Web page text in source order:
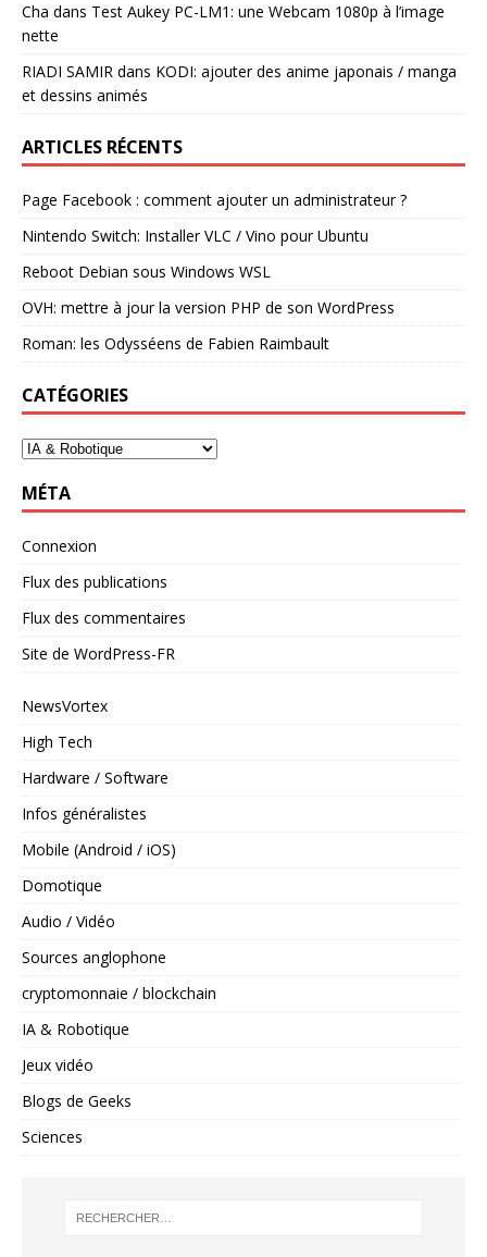
Cha dans Test Aukey PC-LM1: une Webcam 1080p à l’image
nette
RIADI SAMIR dans KODI: ajouter des anime japonais / manga
et dessins animés
ARTICLES RÉCENTS
Page Facebook : comment ajouter un administrateur ?
Nintendo Switch: Installer VLC / Vino pour Ubuntu
Reboot Debian sous Windows WSL
OVH: mettre à jour la version PHP de son WordPress
Roman: les Odysséens de Fabien Raimbault
CATÉGORIES
MÉTA
Connexion
Flux des publications
Flux des commentaires
Site de WordPress-FR
NewsVortex
High Tech
Hardware / Software
Infos généralistes
Mobile (Android / iOS)
Domotique
Audio / Vidéo
Sources anglophone
cryptomonnaie / blockchain
IA & Robotique
Jeux vidéo
Blogs de Geeks
Sciences